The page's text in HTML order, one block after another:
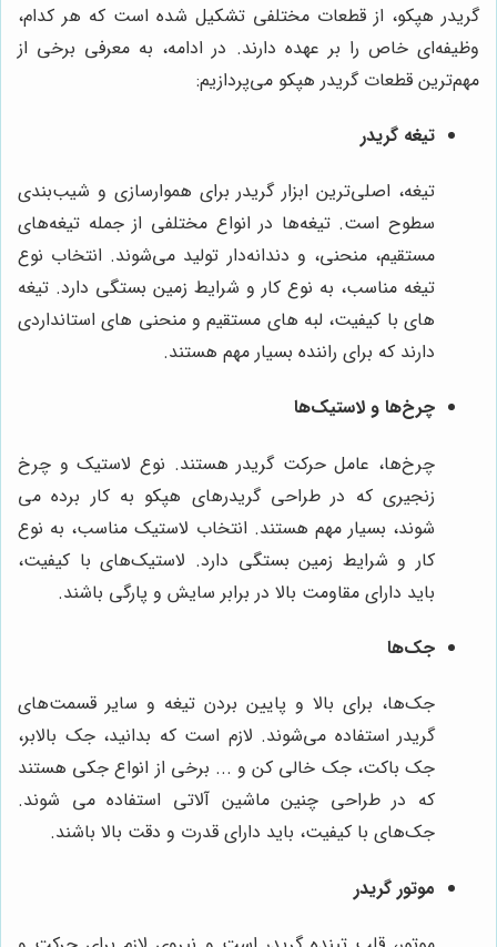
گریدر هپکو، از قطعات مختلفی تشکیل شده است که هر کدام،
وظیفه‌ای خاص را بر عهده دارند. در ادامه، به معرفی برخی از
مهم‌ترین قطعات گریدر هپکو می‌پردازیم:
تیغه گریدر
تیغه، اصلی‌ترین ابزار گریدر برای هموارسازی و شیب‌بندی
سطوح است. تیغه‌ها در انواع مختلفی از جمله تیغه‌های
مستقیم، منحنی، و دندانه‌دار تولید می‌شوند. انتخاب نوع
تیغه مناسب، به نوع کار و شرایط زمین بستگی دارد. تیغه
های با کیفیت، لبه های مستقیم و منحنی های استانداردی
دارند که برای راننده بسیار مهم هستند.
چرخ‌ها و لاستیک‌ها
چرخ‌ها، عامل حرکت گریدر هستند. نوع لاستیک و چرخ
زنجیری که در طراحی گریدرهای هپکو به کار برده می
شوند، بسیار مهم هستند. انتخاب لاستیک مناسب، به نوع
کار و شرایط زمین بستگی دارد. لاستیک‌های با کیفیت،
باید دارای مقاومت بالا در برابر سایش و پارگی باشند.
جک‌ها
جک‌ها، برای بالا و پایین بردن تیغه و سایر قسمت‌های
گریدر استفاده می‌شوند. لازم است که بدانید، جک بالابر،
جک باکت، جک خالی کن و ... برخی از انواع جکی هستند
که در طراحی چنین ماشین آلاتی استفاده می شوند.
جک‌های با کیفیت، باید دارای قدرت و دقت بالا باشند.
موتور گریدر